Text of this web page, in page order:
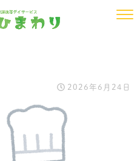
2026年6月24日